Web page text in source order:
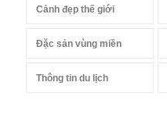
Cảnh đẹp thế giới
Đặc sản vùng miền
Thông tin du lịch